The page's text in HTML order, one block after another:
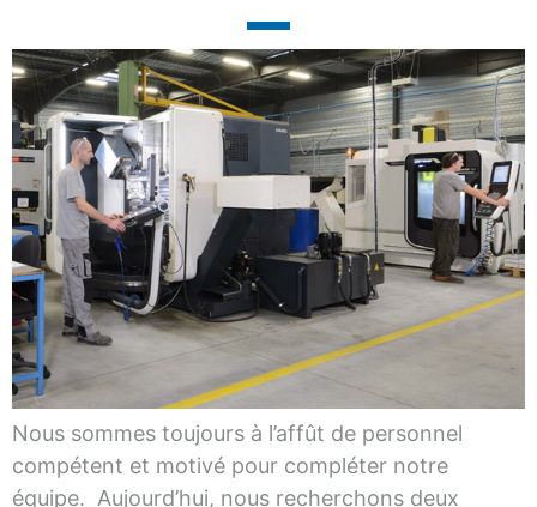
Nous sommes toujours à l’affût de personnel
compétent et motivé pour compléter notre
équipe. Aujourd’hui, nous recherchons deux